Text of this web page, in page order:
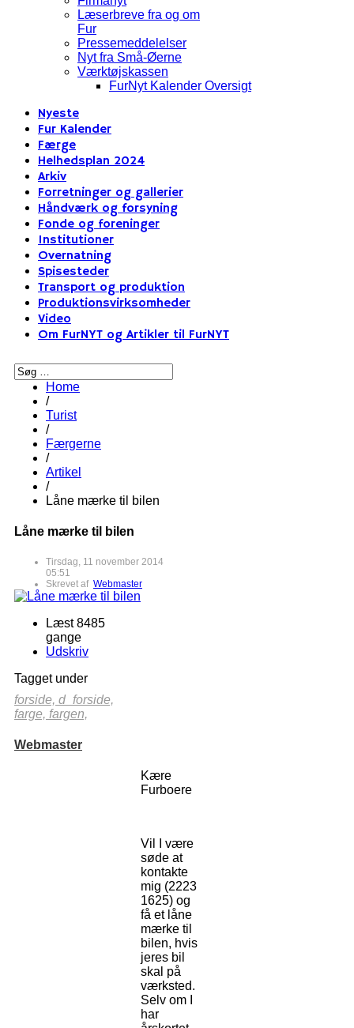
Læserbreve fra og om
Fur
Pressemeddelelser
Nyt fra Små-Øerne
Værktøjskassen
FurNyt Kalender Oversigt
Nyeste
Fur Kalender
Færge
Helhedsplan 2024
Arkiv
Forretninger og gallerier
Håndværk og forsyning
Fonde og foreninger
Institutioner
Overnatning
Spisesteder
Transport og produktion
Produktionsvirksomheder
Video
Om FurNYT og Artikler til FurNYT
Home
/
Turist
/
Færgerne
/
Artikel
/
Låne mærke til bilen
Låne mærke til bilen
Tirsdag, 11 november 2014
05:51
Skrevet af Webmaster
Læst 8485
gange
Udskriv
Tagget under
forside, d_forside,
farge, fargen,
Webmaster
Kære
Furboere
Vil I være
søde at
kontakte
mig (2223
1625) og
få et låne
mærke til
bilen, hvis
jeres bil
skal på
værksted.
Selv om I
har